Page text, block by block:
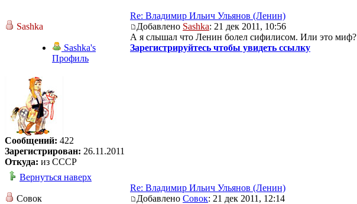
Sashka
Sashka's
Профиль
Сообщений: 422
Зарегистрирован: 26.11.2011
Откуда: из СССР
Re: Владимир Ильич Ульянов (Ленин)
Добавлено Sashka: 21 дек 2011, 10:56
А я слышал что Ленин болел сифилисом. Или это миф?
Зарегистрируйтесь чтобы увидеть ссылку
Вернуться наверх
Совок
Re: Владимир Ильич Ульянов (Ленин)
Добавлено Совок: 21 дек 2011, 12:14